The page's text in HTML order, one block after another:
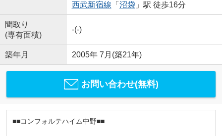
西武新宿線 「 沼袋 」駅 徒歩16分
間取り
(専有面積)
-(-)
築年月 2005年 7月(築21年)
お問い合わせ(無料)
■■コンフォルテハイム中野■■